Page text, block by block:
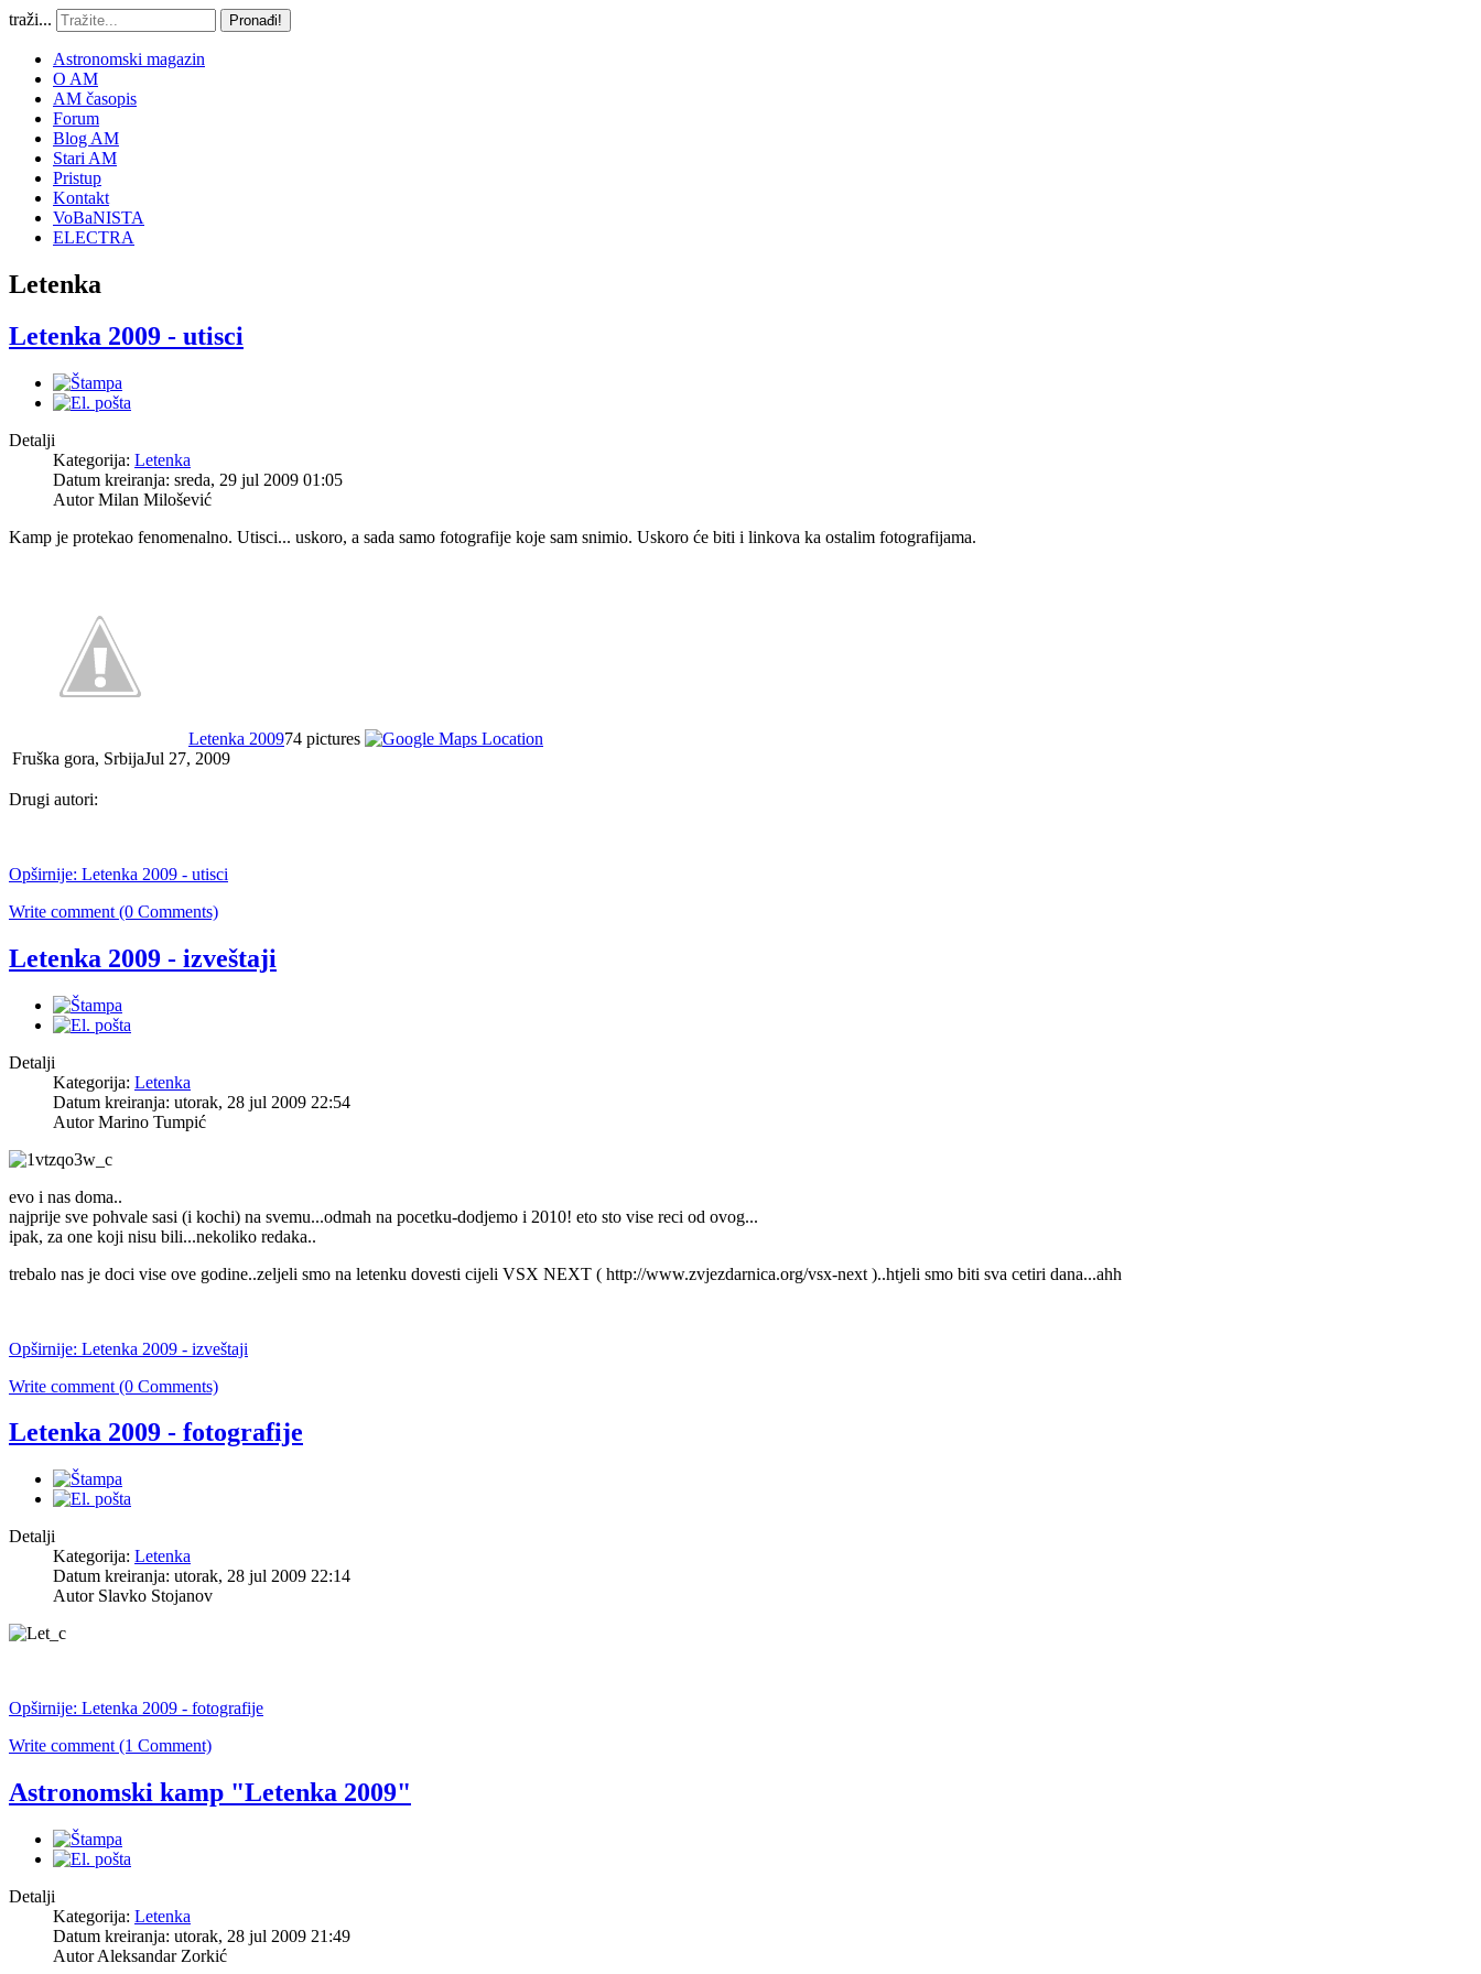
traži... Pronađi!
Astronomski magazin
O AM
AM časopis
Forum
Blog AM
Stari AM
Pristup
Kontakt
VoBaNISTA
ELECTRA
Letenka
Letenka 2009 - utisci
Detalji
Kategorija: Letenka
Datum kreiranja: sreda, 29 jul 2009 01:05
Autor Milan Milošević
Kamp je protekao fenomenalno. Utisci... uskoro, a sada samo fotografije koje sam snimio. Uskoro će biti i linkova ka ostalim fotografijama.
Letenka 200974 pictures
Fruška gora, SrbijaJul 27, 2009
Drugi autori:
Opširnije: Letenka 2009 - utisci
Write comment (0 Comments)
Letenka 2009 - izveštaji
Detalji
Kategorija: Letenka
Datum kreiranja: utorak, 28 jul 2009 22:54
Autor Marino Tumpić
evo i nas doma..
najprije sve pohvale sasi (i kochi) na svemu...odmah na pocetku-dodjemo i 2010! eto sto vise reci od ovog...
ipak, za one koji nisu bili...nekoliko redaka..
trebalo nas je doci vise ove godine..zeljeli smo na letenku dovesti cijeli VSX NEXT ( http://www.zvjezdarnica.org/vsx-next )..htjeli smo biti sva cetiri dana...ahh
Opširnije: Letenka 2009 - izveštaji
Write comment (0 Comments)
Letenka 2009 - fotografije
Detalji
Kategorija: Letenka
Datum kreiranja: utorak, 28 jul 2009 22:14
Autor Slavko Stojanov
Opširnije: Letenka 2009 - fotografije
Write comment (1 Comment)
Astronomski kamp "Letenka 2009"
Detalji
Kategorija: Letenka
Datum kreiranja: utorak, 28 jul 2009 21:49
Autor Aleksandar Zorkić